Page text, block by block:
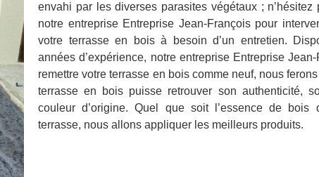
envahi par les diverses parasites végétaux ;
notre entreprise Entreprise Jean-François pour
votre terrasse en bois à besoin d’un entretien.
années d’expérience, notre entreprise Entreprise
remettre votre terrasse en bois comme neuf, nous
terrasse en bois puisse retrouver son authenticité,
couleur d’origine. Quel que soit l’essence de bois
terrasse, nous allons appliquer les meilleurs produits.